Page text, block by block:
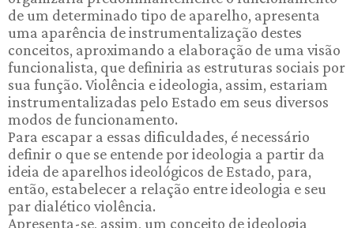
de um determinado tipo de aparelho, apresenta
uma aparência de instrumentalização destes
conceitos, aproximando a elaboração de uma visão
funcionalista, que definiria as estruturas sociais por
sua função. Violência e ideologia, assim, estariam
instrumentalizadas pelo Estado em seus diversos
modos de funcionamento.
Para escapar a essas dificuldades, é necessário
definir o que se entende por ideologia a partir da
ideia de aparelhos ideológicos de Estado, para,
então, estabelecer a relação entre ideologia e seu
par dialético violência.
Apresenta-se, assim, um conceito de ideologia